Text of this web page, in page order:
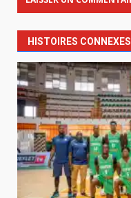
HISTOIRES CONNEXES